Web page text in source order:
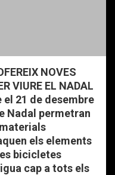
NOVES
VIURE EL NADAL
el 21 de desembre
Nadal permetran
els elements
bicicletes
cap a tots els